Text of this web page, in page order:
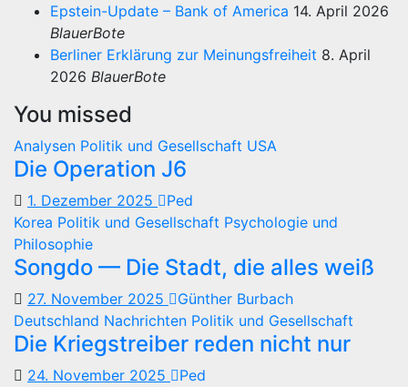
Epstein-Update – Bank of America 14. April 2026
BlauerBote
Berliner Erklärung zur Meinungsfreiheit 8. April
2026 BlauerBote
You missed
Analysen Politik und Gesellschaft USA
Die Operation J6
1. Dezember 2025
Ped
Korea Politik und Gesellschaft Psychologie und
Philosophie
Songdo — Die Stadt, die alles weiß
27. November 2025
Günther Burbach
Deutschland Nachrichten Politik und Gesellschaft
Die Kriegstreiber reden nicht nur
24. November 2025
Ped